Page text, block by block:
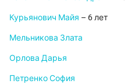
Курьянович Майя – 6 лет
Мельникова Злата
Орлова Дарья
Петренко София